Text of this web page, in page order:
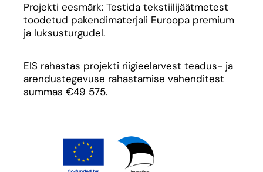
Projekti eesmärk: Testida tekstiilijäätmetest
toodetud pakendimaterjali Euroopa premium
ja luksusturgudel.
EIS rahastas projekti riigieelarvest teadus- ja
arendustegevuse rahastamise vahenditest
summas €49 575.